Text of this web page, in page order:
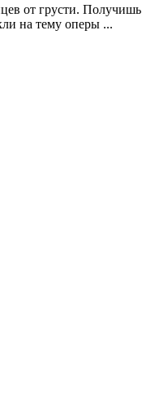
от грусти. Получишь
на тему оперы ...